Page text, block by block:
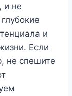
и не
и
Если
не спешите